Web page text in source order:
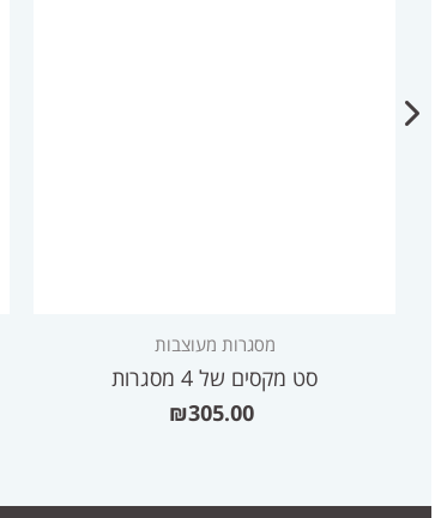
מסגרות מעוצבות
סט מקסים של 4 מסגרות
₪305.00